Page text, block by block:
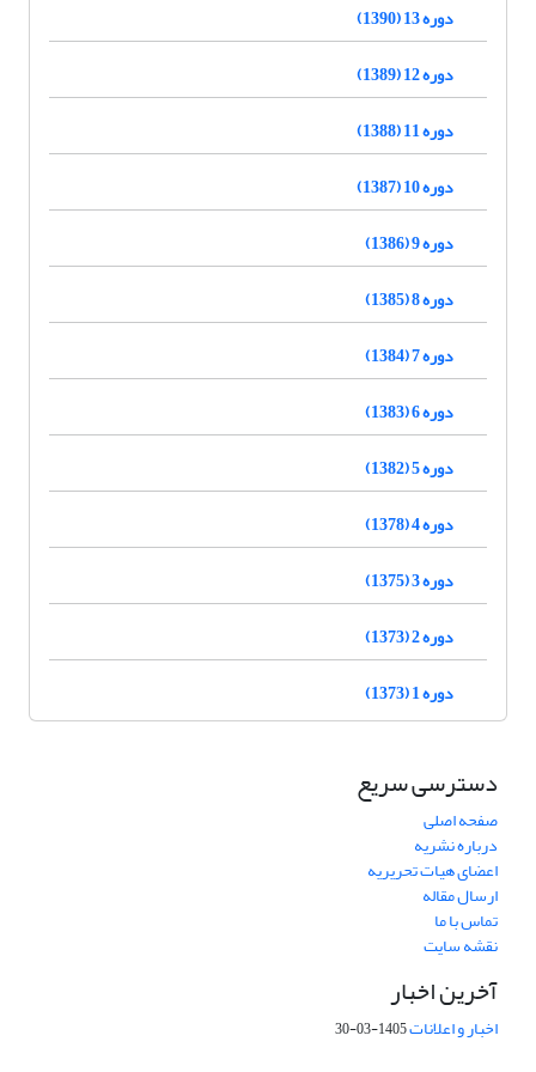
دوره 13 (1390)
دوره 12 (1389)
دوره 11 (1388)
دوره 10 (1387)
دوره 9 (1386)
دوره 8 (1385)
دوره 7 (1384)
دوره 6 (1383)
دوره 5 (1382)
دوره 4 (1378)
دوره 3 (1375)
دوره 2 (1373)
دوره 1 (1373)
دسترسی سریع
صفحه اصلی
درباره نشریه
اعضای هیات تحریریه
ارسال مقاله
تماس با ما
نقشه سایت
آخرین اخبار
اخبار و اعلانات1405-03-30